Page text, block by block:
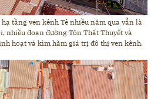
tầng ven kênh Tẻ nhiều năm qua vẫn là
nhiều đoạn đường Tôn Thất Thuyết và
hoạt và kìm hãm giá trị đô thị ven kênh.